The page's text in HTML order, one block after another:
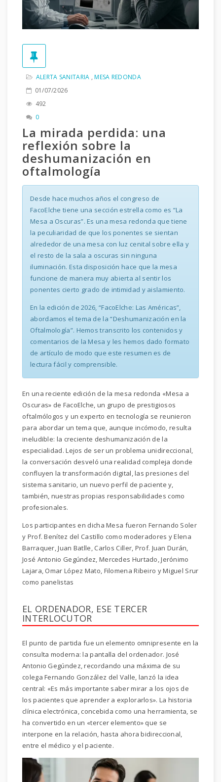
ALERTA SANITARIA ,MESA REDONDA
01/07/2026
492
0
La mirada perdida: una
reflexión sobre la
deshumanización en
oftalmología
Desde hace muchos años el congreso de
FacoElche tiene una sección estrella como es “La
Mesa a Oscuras”. Es una mesa redonda que tiene
la peculiaridad de que los ponentes se sientan
alrededor de una mesa con luz cenital sobre ella y
el resto de la sala a oscuras sin ninguna
iluminación. Esta disposición hace que la mesa
funcione de manera muy abierta al sentir los
ponentes cierto grado de intimidad y aislamiento.
En la edición de 2026, “FacoElche: Las Américas”,
abordamos el tema de la “Deshumanización en la
Oftalmología”. Hemos transcrito los contenidos y
comentarios de la Mesa y les hemos dado formato
de artículo de modo que este resumen es de
lectura fácil y comprensible.
En una reciente edición de la mesa redonda «Mesa a
Oscuras» de FacoElche, un grupo de prestigiosos
oftalmólogos y un experto en tecnología se reunieron
para abordar un tema que, aunque incómodo, resulta
ineludible: la creciente deshumanización de la
especialidad. Lejos de ser un problema unidireccional,
la conversación desveló una realidad compleja donde
confluyen la transformación digital, las presiones del
sistema sanitario, un nuevo perfil de paciente y,
también, nuestras propias responsabilidades como
profesionales.
Los participantes en dicha Mesa fueron Fernando Soler
y Prof. Benítez del Castillo como moderadores y Elena
Barraquer, Juan Batlle, Carlos Ciller, Prof. Juan Durán,
José Antonio Gegúndez, Mercedes Hurtado, Jerónimo
Lajara, Omar López Mato, Filomena Ribeiro y Miguel Srur
como panelistas
EL ORDENADOR, ESE TERCER
INTERLOCUTOR
El punto de partida fue un elemento omnipresente en la
consulta moderna: la pantalla del ordenador. José
Antonio Gegúndez, recordando una máxima de su
colega Fernando González del Valle, lanzó la idea
central: «Es más importante saber mirar a los ojos de
los pacientes que aprender a explorarlos». La historia
clínica electrónica, concebida como una herramienta, se
ha convertido en un «tercer elemento» que se
interpone en la relación, hasta ahora bidireccional,
entre el médico y el paciente.